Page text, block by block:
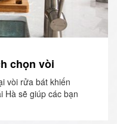
chọn vòi
vòi rửa bát khiến
Hà sẽ giúp các bạn